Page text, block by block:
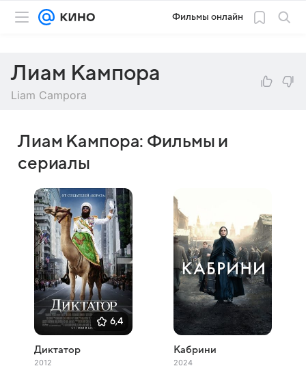
Фильмы онлайн
Лиам Кампора
Liam Campora
Лиам Кампора: Фильмы и
сериалы
6,4
Диктатор
2012
Кабрини
2024